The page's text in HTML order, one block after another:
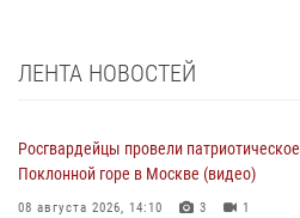
ЛЕНТА НОВОСТЕЙ
Росгвардейцы провели
Поклонной горе в Москве (видео)
08 августа 2026, 14:10 3 1